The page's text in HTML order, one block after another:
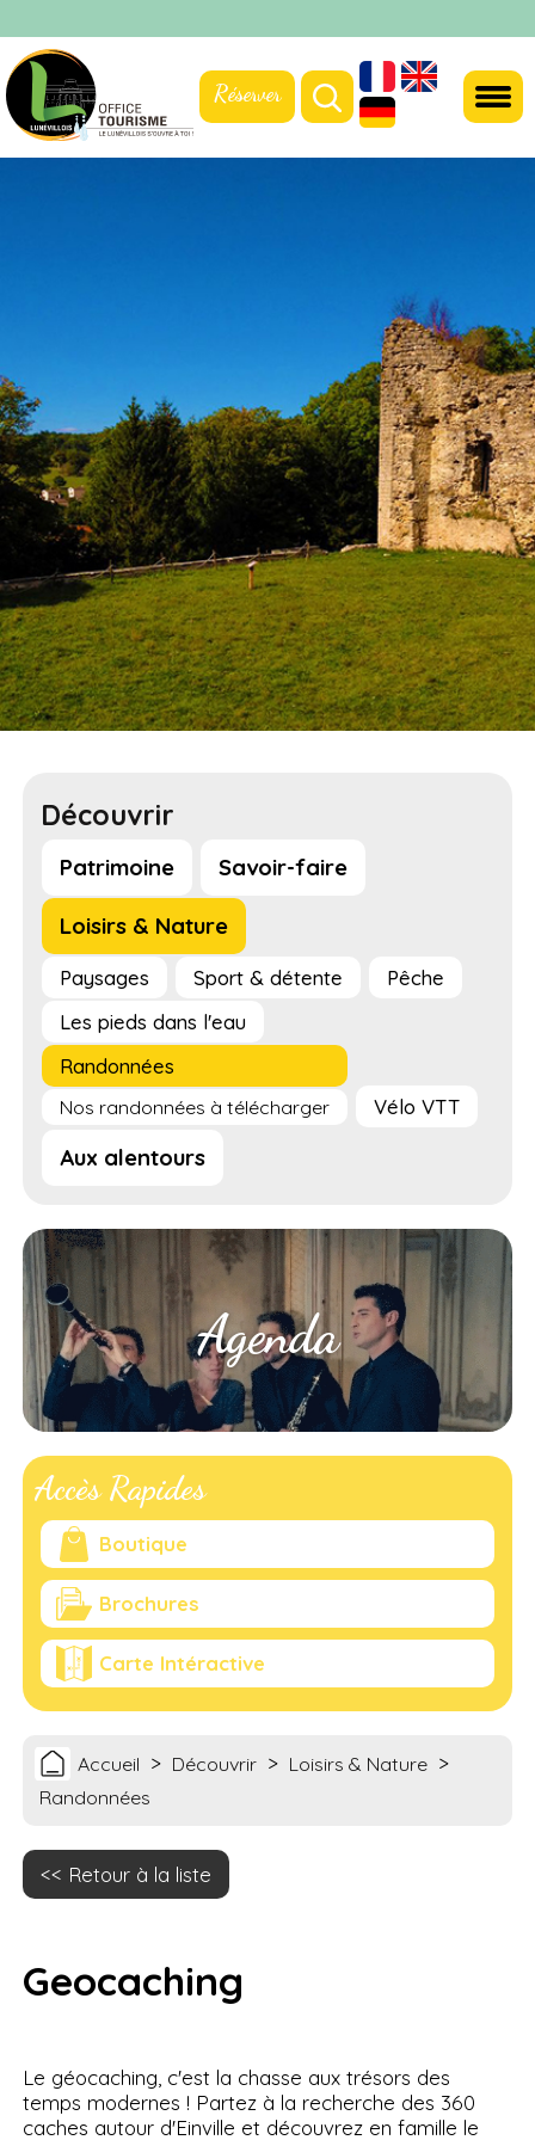
Réserver
Découvrir
Patrimoine Savoir-faire
Loisirs & Nature
Paysages Sport & détente
Pêche
Les pieds dans l'eau
Randonnées
Nos randonnées à télécharger Vélo VTT
Aux alentours
Agenda
Accès Rapides
Boutique
Brochures
Carte Intéractive
Accueil > Découvrir > Loisirs & Nature >
Randonnées
Retour à la liste
Geocaching
Le géocaching, c'est la chasse aux trésors des
temps modernes ! Partez à la recherche des 360
caches autour d'Einville et découvrez en famille le